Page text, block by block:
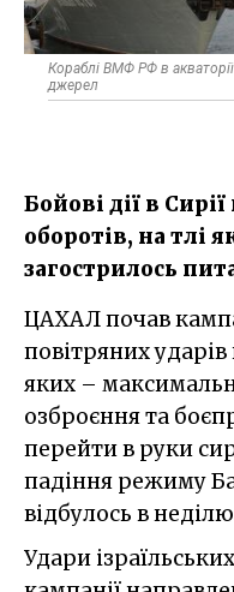
Кораблі ВМФ РФ в
джерел
Бойові дії в
оборотів, на тлі
загострилось
ЦАХАЛ почав кампанію цілеспрямованих
повітряних ударів
яких –
озброєння та
перейти в руки
падіння режиму
відбулось в
Удари